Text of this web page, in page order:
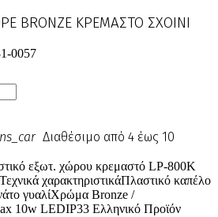
BRONZE ΚΡΕΜΑΣΤΟ ΣΧΟΙΝΙ
0057
Διαθέσιμο από 4 έως 10
εξωτ. χώρου κρεμαστό LP-800K
χαρακτηριστικάΠλαστικό καπέλο
γυαλίΧρώμα Bronze /
10w LEDIP33 Ελληνικό Προϊόν